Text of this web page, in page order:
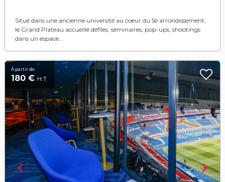
Situé dans une ancienne université au coeur du 5è arrondissement,
le Grand Plateau accueille défilés, séminaires, pop-ups, shootings
dans un espace...
À partir de
180 € H.T